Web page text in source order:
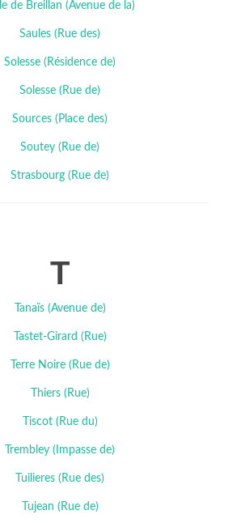
de Breillan (Avenue de la)
Saules (Rue des)
Solesse (Résidence de)
Solesse (Rue de)
Sources (Place des)
Soutey (Rue de)
Strasbourg (Rue de)
T
Tanaïs (Avenue de)
Tastet-Girard (Rue)
Terre Noire (Rue de)
Thiers (Rue)
Tiscot (Rue du)
Trembley (Impasse de)
Tuilieres (Rue des)
Tujean (Rue de)